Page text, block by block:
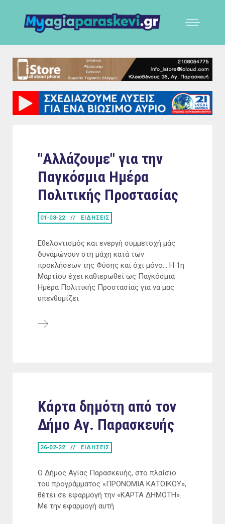
"Αλλάζουμε" για την
Παγκόσμια Ημέρα
Πολιτικής Προστασίας
01-03-22 ΕΙΔΗΣΕΙΣ
Εθελοντισμός και ενεργή συμμετοχή μάς
δυναμώνουν στη μάχη κατά των
προκλήσεων της Φύσης και όχι μόνο... Η 1η
Μαρτίου έχει καθιερωθεί ως Παγκόσμια
Ημέρα Πολιτικής Προστασίας για να μας
υπενθυμίζει
Κάρτα δημότη από τον
Δήμο Αγ. Παρασκευής
26-02-22 ΕΙΔΗΣΕΙΣ
Ο Δήμος Αγίας Παρασκευής, στο πλαίσιο
του προγράμματος «ΠΡΟΝΟΜΙΑ ΚΑΤΟΙΚΟΥ»,
θέτει σε εφαρμογή την «ΚΑΡΤΑ ΔΗΜΟΤΗ».
Με την εφαρμογή αυτή